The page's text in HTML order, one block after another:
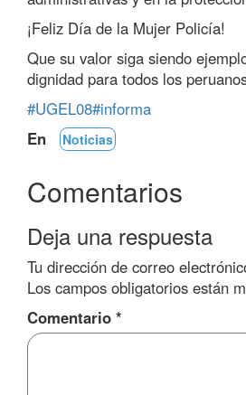
¡Feliz Día de la Mujer Policía!
Que su valor siga siendo
dignidad para todos los
#UGEL08#informa
En
Noticias
Comentarios
Deja una respuesta
Tu dirección de correo
Los campos obligatorios están
Comentario *